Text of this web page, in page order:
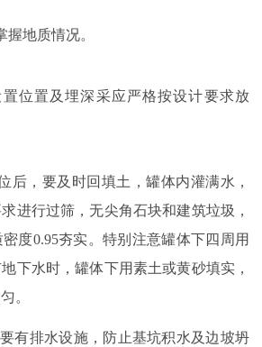
地质情况。
位置及埋深采应严格按设计要求放
后，要及时回填土，罐体内灌满水，
进行过筛，无尖角石块和建筑垃圾，
度0.95夯实。特别注意罐体下四周用
下水时，罐体下用素土或黄砂填实，
。
有排水设施，防止基坑积水及边坡坍